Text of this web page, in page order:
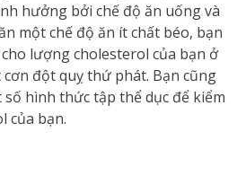
hưởng bởi chế độ ăn uống và
một chế độ ăn ít chất béo, bạn
lượng cholesterol của bạn ở
đột quỵ thứ phát. Bạn cũng
hình thức tập thể dục để kiểm
của bạn.